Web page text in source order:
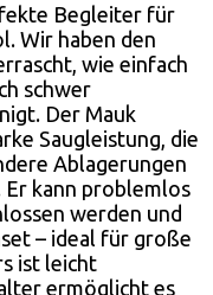
Begleiter für
Wir haben den
wie einfach
schwer
Der Mauk
Saugleistung, die
Ablagerungen
kann problemlos
werden und
– ideal für große
ist leicht
ermöglicht es